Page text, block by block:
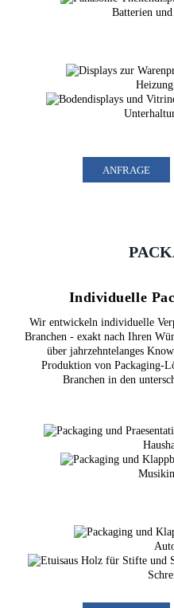
Batterien
ANFRAGE
Individuelle
Wir entwickeln individuelle
Branchen - exakt nach Ihren
über jahrzehntelanges
Produktion von Packaging-
Branchen in den